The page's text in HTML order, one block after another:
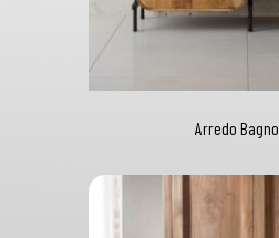
Arredo Bagno